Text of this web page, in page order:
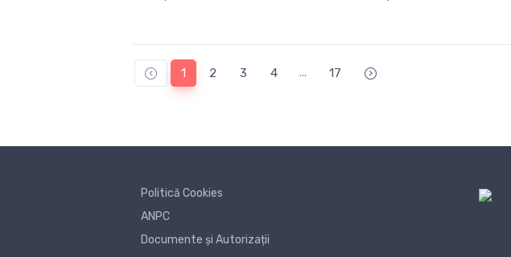
1 2 3 4 ... 17
Politică Cookies
ANPC
Documente și Autorizații